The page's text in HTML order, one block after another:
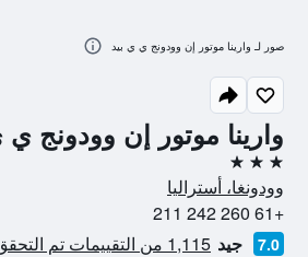
وارينا موتور إن وودونج ي
3 نجوم
وودونغا، أستراليا
+61 260 242 211
7.0 جيد 1,115 من التقييمات تم التحقق منها
صور لـ وارينا موتور إن وودونج ي ي بيد